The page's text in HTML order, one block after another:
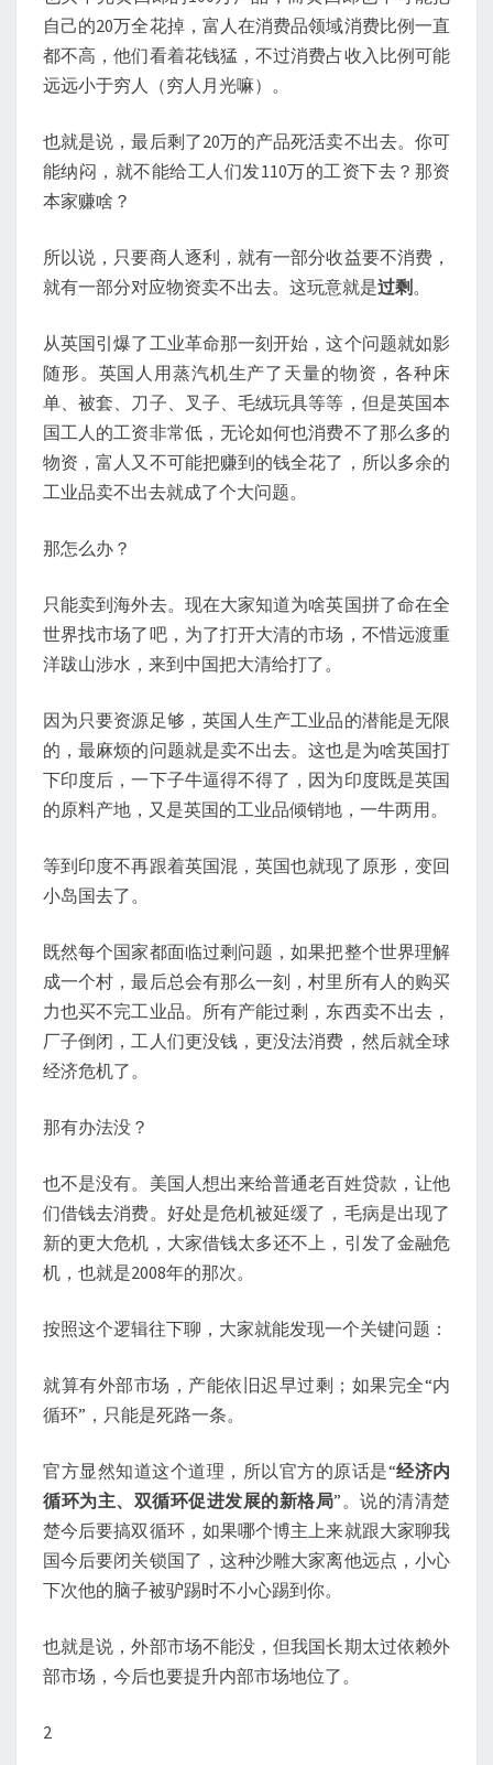
自己的20万全花掉，富人在消费品领域消费比例一直
都不高，他们看着花钱猛，不过消费占收入比例可能
远远小于穷人（穷人月光嘛）。
也就是说，最后剩了20万的产品死活卖不出去。你可
能纳闷，就不能给工人们发110万的工资下去？那资
本家赚啥？
所以说，只要商人逐利，就有一部分收益要不消费，
就有一部分对应物资卖不出去。这玩意就是过剩 。
从英国引爆了工业革命那一刻开始，这个问题就如影
随形。英国人用蒸汽机生产了天量的物资，各种床
单、被套、刀子、叉子、毛绒玩具等等，但是英国本
国工人的工资非常低，无论如何也消费不了那么多的
物资，富人又不可能把赚到的钱全花了，所以多余的
工业品卖不出去就成了个大问题。
那怎么办？
只能卖到海外去。现在大家知道为啥英国拼了命在全
世界找市场了吧，为了打开大清的市场，不惜远渡重
洋跋山涉水，来到中国把大清给打了。
因为只要资源足够，英国人生产工业品的潜能是无限
的，最麻烦的问题就是卖不出去。这也是为啥英国打
下印度后，一下子牛逼得不得了，因为印度既是英国
的原料产地，又是英国的工业品倾销地，一牛两用。
等到印度不再跟着英国混，英国也就现了原形，变回
小岛国去了。
既然每个国家都面临过剩问题，如果把整个世界理解
成一个村，最后总会有那么一刻，村里所有人的购买
力也买不完工业品。所有产能过剩，东西卖不出去，
厂子倒闭，工人们更没钱，更没法消费，然后就全球
经济危机了。
那有办法没？
也不是没有。美国人想出来给普通老百姓贷款，让他
们借钱去消费。好处是危机被延缓了，毛病是出现了
新的更大危机，大家借钱太多还不上，引发了金融危
机，也就是2008年的那次。
按照这个逻辑往下聊，大家就能发现一个关键问题：
就算有外部市场，产能依旧迟早过剩；如果完全“内
循环”，只能是死路一条。
官方显然知道这个道理，所以官方的原话是“经济内
循环为主、双循环促进发展的新格局”。说的清清楚
楚今后要搞双循环，如果哪个博主上来就跟大家聊我
国今后要闭关锁国了，这种沙雕大家离他远点，小心
下次他的脑子被驴踢时不小心踢到你。
也就是说，外部市场不能没，但我国长期太过依赖外
部市场，今后也要提升内部市场地位了。
2